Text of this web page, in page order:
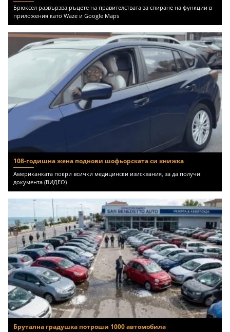
Брюксел развързва ръцете на правителствата за спиране на функции в
приложения като Waze и Google Maps
108-годишна жена поднови шофьорската си книжка
Американката покри всички медицински изисквания, за да получи
документа (ВИДЕО)
Брутална градушка потроши 1000 автомобила